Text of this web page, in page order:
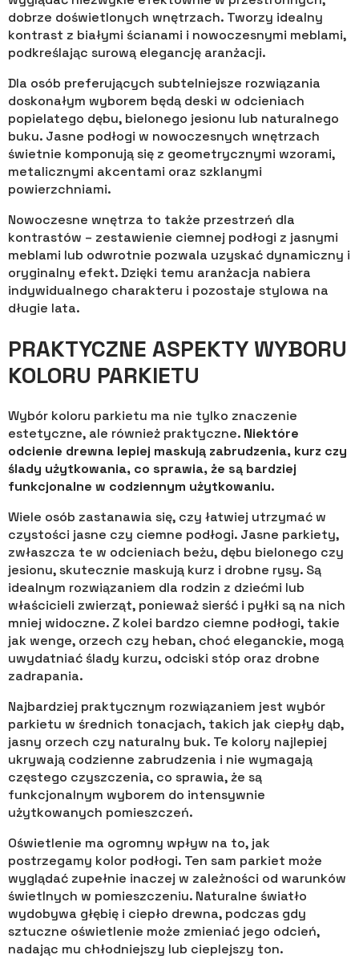
dobrze doświetlonych wnętrzach. Tworzy idealny
kontrast z białymi ścianami i nowoczesnymi meblami,
podkreślając surową elegancję aranżacji.
Dla osób preferujących subtelniejsze rozwiązania
doskonałym wyborem będą deski w odcieniach
popielatego dębu, bielonego jesionu lub naturalnego
buku. Jasne podłogi w nowoczesnych wnętrzach
świetnie komponują się z geometrycznymi wzorami,
metalicznymi akcentami oraz szklanymi
powierzchniami.
Nowoczesne wnętrza to także przestrzeń dla
kontrastów – zestawienie ciemnej podłogi z jasnymi
meblami lub odwrotnie pozwala uzyskać dynamiczny i
oryginalny efekt. Dzięki temu aranżacja nabiera
indywidualnego charakteru i pozostaje stylowa na
długie lata.
PRAKTYCZNE ASPEKTY WYBORU
KOLORU PARKIETU
Wybór koloru parkietu ma nie tylko znaczenie
estetyczne, ale również praktyczne. Niektóre
odcienie drewna lepiej maskują zabrudzenia, kurz czy
ślady użytkowania, co sprawia, że są bardziej
funkcjonalne w codziennym użytkowaniu.
Wiele osób zastanawia się, czy łatwiej utrzymać w
czystości jasne czy ciemne podłogi. Jasne parkiety,
zwłaszcza te w odcieniach beżu, dębu bielonego czy
jesionu, skutecznie maskują kurz i drobne rysy. Są
idealnym rozwiązaniem dla rodzin z dziećmi lub
właścicieli zwierząt, ponieważ sierść i pyłki są na nich
mniej widoczne. Z kolei bardzo ciemne podłogi, takie
jak wenge, orzech czy heban, choć eleganckie, mogą
uwydatniać ślady kurzu, odciski stóp oraz drobne
zadrapania.
Najbardziej praktycznym rozwiązaniem jest wybór
parkietu w średnich tonacjach, takich jak ciepły dąb,
jasny orzech czy naturalny buk. Te kolory najlepiej
ukrywają codzienne zabrudzenia i nie wymagają
częstego czyszczenia, co sprawia, że są
funkcjonalnym wyborem do intensywnie
użytkowanych pomieszczeń.
Oświetlenie ma ogromny wpływ na to, jak
postrzegamy kolor podłogi. Ten sam parkiet może
wyglądać zupełnie inaczej w zależności od warunków
świetlnych w pomieszczeniu. Naturalne światło
wydobywa głębię i ciepło drewna, podczas gdy
sztuczne oświetlenie może zmieniać jego odcień,
nadając mu chłodniejszy lub cieplejszy ton.